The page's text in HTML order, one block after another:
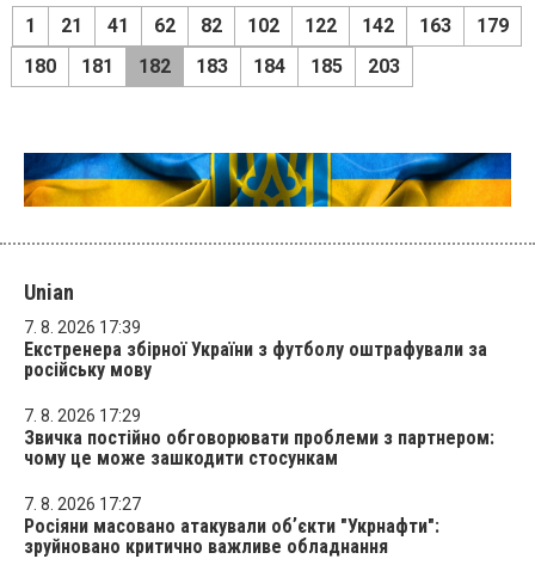
1 21 41 62 82 102 122 142 163
179
180
181 182 183 184 185 203
Unian
7. 8. 2026 17:39
Екстренера збірної України з футболу оштрафували за
російську мову
7. 8. 2026 17:29
Звичка постійно обговорювати проблеми з партнером:
чому це може зашкодити стосункам
7. 8. 2026 17:27
Росіяни масовано атакували обʼєкти "Укрнафти":
зруйновано критично важливе обладнання